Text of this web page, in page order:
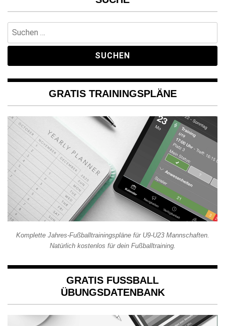
nach:
GRATIS TRAININGSPLÄNE
Komplette Jahres-Fußballtrainingspläne für U9-U23 Mannschaften.
Natürlich kostenlos für dein Fußballtraining.
GRATIS FUSSBALL Ü
BUNGSDATENBANK